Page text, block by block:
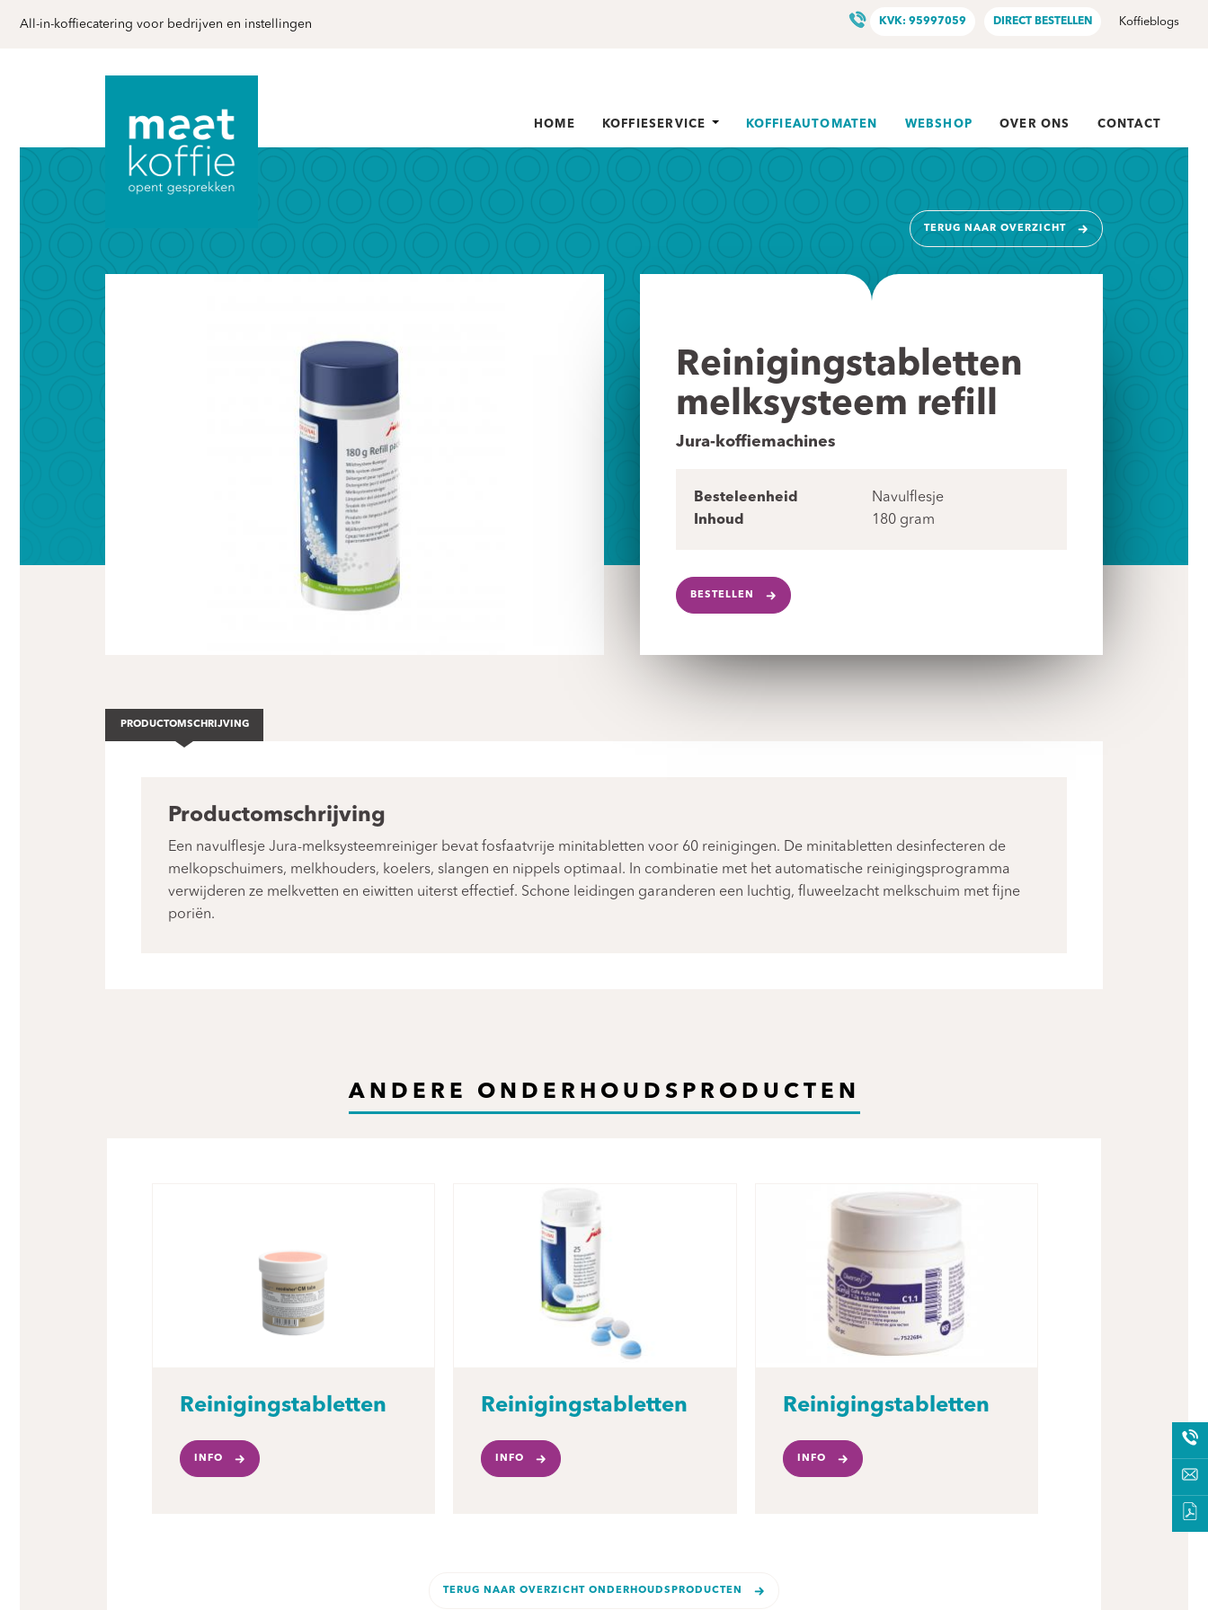
All-in-koffiecatering voor bedrijven en instellingen KVK: 95997059 DIRECT BESTELLEN Koffieblogs
HOME KOFFIESERVICE KOFFIEAUTOMATEN WEBSHOP OVER ONS CONTACT
TERUG NAAR OVERZICHT
Reinigingstabletten
melksysteem refill
Jura-koffiemachines
Besteleenheid
Inhoud
Navulflesje
180 gram
BESTELLEN
PRODUCTOMSCHRIJVING
Productomschrijving
Een navulflesje Jura-melksysteemreiniger bevat fosfaatvrije minitabletten voor 60 reinigingen. De minitabletten desinfecteren de
melkopschuimers, melkhouders, koelers, slangen en nippels optimaal. In combinatie met het automatische reinigingsprogramma
verwijderen ze melkvetten en eiwitten uiterst effectief. Schone leidingen garanderen een luchtig, fluweelzacht melkschuim met fijne
poriën.
ANDERE ONDERHOUDSPRODUCTEN
Reinigingstabletten
INFO
Reinigingstabletten
INFO
Reinigingstabletten
INFO
TERUG NAAR OVERZICHT ONDERHOUDSPRODUCTEN